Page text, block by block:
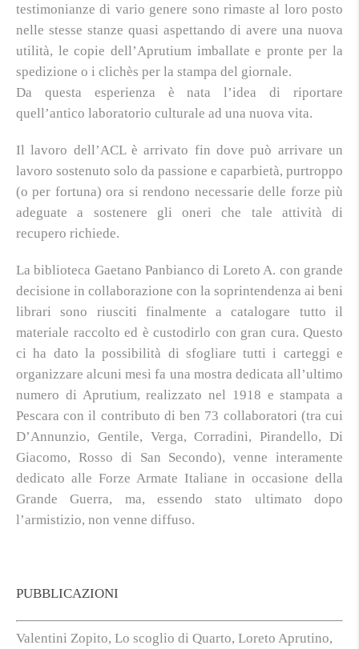
testimonianze di vario genere sono rimaste al loro posto
nelle stesse stanze quasi aspettando di avere una nuova
utilità, le copie dell’Aprutium imballate e pronte per la
spedizione o i clichès per la stampa del giornale.
Da questa esperienza è nata l’idea di riportare
quell’antico laboratorio culturale ad una nuova vita.
Il lavoro dell’ACL è arrivato fin dove può arrivare un
lavoro sostenuto solo da passione e caparbietà, purtroppo
(o per fortuna) ora si rendono necessarie delle forze più
adeguate a sostenere gli oneri che tale attività di
recupero richiede.
La biblioteca Gaetano Panbianco di Loreto A. con grande
decisione in collaborazione con la soprintendenza ai beni
librari sono riusciti finalmente a catalogare tutto il
materiale raccolto ed è custodirlo con gran cura. Questo
ci ha dato la possibilità di sfogliare tutti i carteggi e
organizzare alcuni mesi fa una mostra dedicata all’ultimo
numero di Aprutium, realizzato nel 1918 e stampata a
Pescara con il contributo di ben 73 collaboratori (tra cui
D’Annunzio, Gentile, Verga, Corradini, Pirandello, Di
Giacomo, Rosso di San Secondo), venne interamente
dedicato alle Forze Armate Italiane in occasione della
Grande Guerra, ma, essendo stato ultimato dopo
l’armistizio, non venne diffuso.
PUBBLICAZIONI
Valentini Zopito, Lo scoglio di Quarto, Loreto Aprutino,